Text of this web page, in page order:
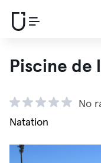
Piscine de
No
Natation